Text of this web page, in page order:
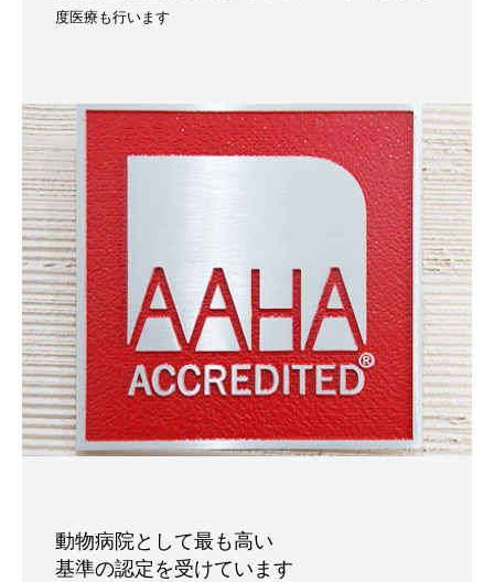
度医療も行います
動物病院として最も高い
基準の認定を受けています